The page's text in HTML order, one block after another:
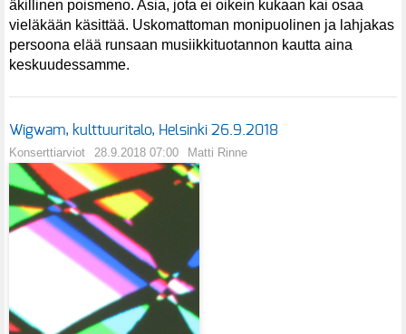
äkillinen poismeno. Asia, jota ei oikein kukaan kai osaa
vieläkään käsittää. Uskomattoman monipuolinen ja lahjakas
persoona elää runsaan musiikkituotannon kautta aina
keskuudessamme.
Wigwam, kulttuuritalo, Helsinki 26.9.2018
Konserttiarviot 28.9.2018 07:00 Matti Rinne